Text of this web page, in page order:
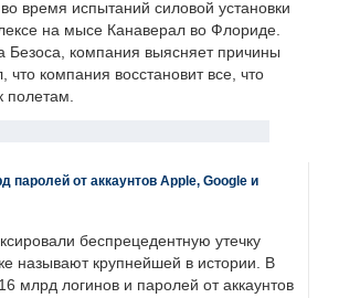
время испытаний силовой установки
на мысе Канаверал во Флориде.
компания выясняет причины
что компания восстановит все, что
полетам.
паролей от аккаунтов Apple, Google и
беспрецедентную утечку
называют крупнейшей в истории. В
млрд логинов и паролей от аккаунтов